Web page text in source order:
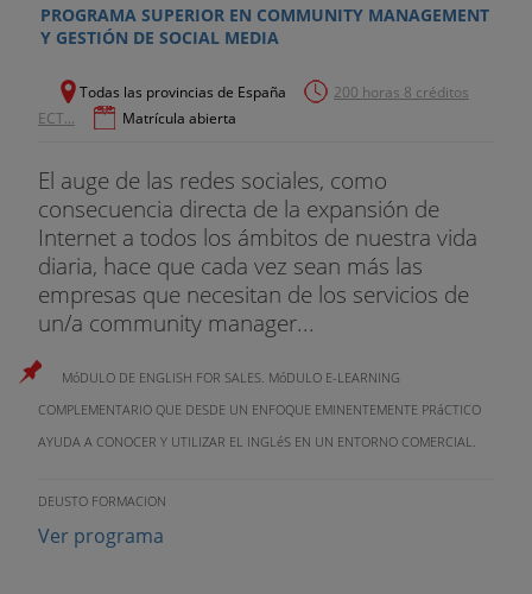
PROGRAMA SUPERIOR EN COMMUNITY MANAGEMENT
Y GESTIÓN DE SOCIAL MEDIA
Todas las provincias de España
200 horas 8 créditos
ECT...
Matrícula abierta
El auge de las redes sociales, como
consecuencia directa de la expansión de
Internet a todos los ámbitos de nuestra vida
diaria, hace que cada vez sean más las
empresas que necesitan de los servicios de
un/a community manager...
MóDULO DE ENGLISH FOR SALES. MóDULO E-LEARNING
COMPLEMENTARIO QUE DESDE UN ENFOQUE EMINENTEMENTE PRáCTICO
AYUDA A CONOCER Y UTILIZAR EL INGLéS EN UN ENTORNO COMERCIAL.
DEUSTO FORMACION
Ver programa